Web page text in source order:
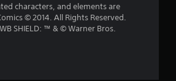
characters, and elements are
© 2014. All Rights Reserved.
SHIELD: ™ & © Warner Bros.